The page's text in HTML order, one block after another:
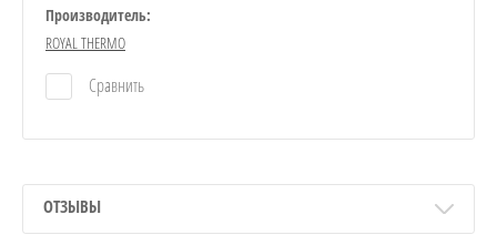
Производитель:
ROYAL THERMO
Сравнить
ОТЗЫВЫ